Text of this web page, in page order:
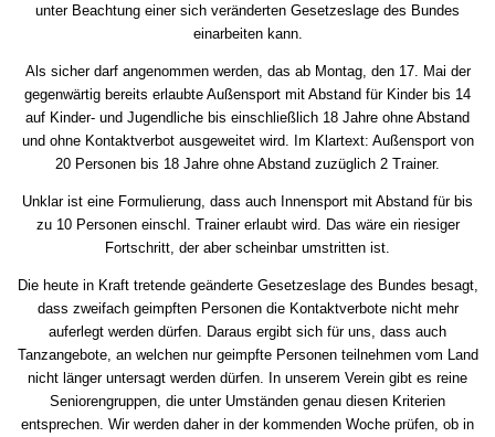
unter Beachtung einer sich veränderten Gesetzeslage des Bundes
einarbeiten kann.
Als sicher darf angenommen werden, das ab Montag, den 17. Mai der
gegenwärtig bereits erlaubte Außensport mit Abstand für Kinder bis 14
auf Kinder- und Jugendliche bis einschließlich 18 Jahre ohne Abstand
und ohne Kontaktverbot ausgeweitet wird. Im Klartext: Außensport von
20 Personen bis 18 Jahre ohne Abstand zuzüglich 2 Trainer.
Unklar ist eine Formulierung, dass auch Innensport mit Abstand für bis
zu 10 Personen einschl. Trainer erlaubt wird. Das wäre ein riesiger
Fortschritt, der aber scheinbar umstritten ist.
Die heute in Kraft tretende geänderte Gesetzeslage des Bundes besagt,
dass zweifach geimpften Personen die Kontaktverbote nicht mehr
auferlegt werden dürfen. Daraus ergibt sich für uns, dass auch
Tanzangebote, an welchen nur geimpfte Personen teilnehmen vom Land
nicht länger untersagt werden dürfen. In unserem Verein gibt es reine
Seniorengruppen, die unter Umständen genau diesen Kriterien
entsprechen. Wir werden daher in der kommenden Woche prüfen, ob in